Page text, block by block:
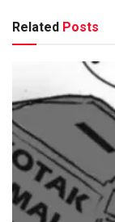
Related Posts